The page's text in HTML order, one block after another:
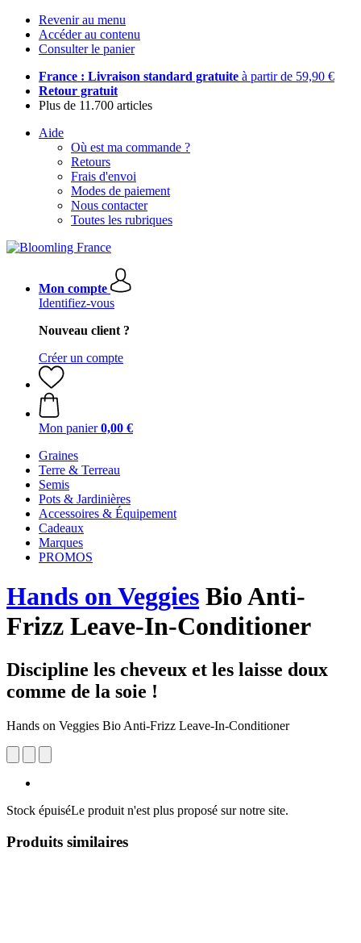
Revenir au menu
Accéder au contenu
Consulter le panier
France : Livraison standard gratuite à partir de 59,90 €
Retour gratuit
Plus de 11.700 articles
Aide
Où est ma commande ?
Retours
Frais d'envoi
Modes de paiement
Nous contacter
Toutes les rubriques
Mon compte
Identifiez-vous
Nouveau client ?
Créer un compte
Mon panier 0,00 €
Graines
Terre & Terreau
Semis
Pots & Jardinières
Accessoires & Équipement
Cadeaux
Marques
PROMOS
Hands on Veggies Bio Anti-
Frizz Leave-In-Conditioner
Discipline les cheveux et les laisse doux
comme de la soie !
Hands on Veggies Bio Anti-Frizz Leave-In-Conditioner
Stock épuiséLe produit n'est plus proposé sur notre site.
Produits similaires